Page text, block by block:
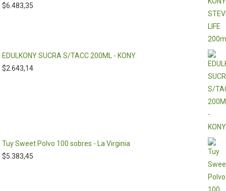
$6.483,35
EDULKONY SUCRA S/TACC 200ML - KONY
$2.643,14
Tuy Sweet Polvo 100 sobres - La Virginia
$5.383,45